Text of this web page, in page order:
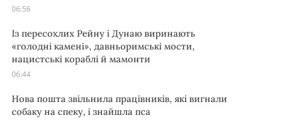
06:56
Із пересохлих Рейну і Дунаю виринають
«голодні камені», давньоримські мости,
нацистські кораблі й мамонти
06:44
Нова пошта звільнила працівників, які вигнали
собаку на спеку, і знайшла пса